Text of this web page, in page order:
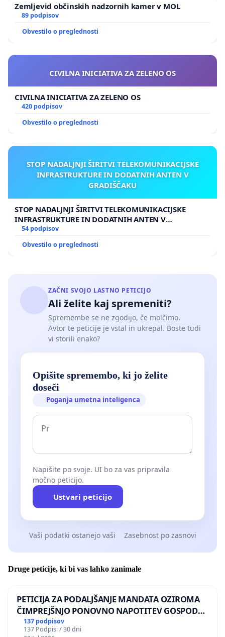
Zemljevid občinskih nadzornih kamer v MOL
89 podpisov
Obvestilo o preglednosti
CIVILNA INICIATIVA ZA ZELENO OS
CIVILNA INICIATIVA ZA ZELENO OS
420 podpisov
Obvestilo o preglednosti
STOP NADALJNJI ŠIRITVI TELEKOMUNIKACIJSKE
INFRASTRUKTURE IN DODATNIH ANTEN V
GRADIŠČAKU
STOP NADALJNJI ŠIRITVI TELEKOMUNIKACIJSKE
INFRASTRUKTURE IN DODATNIH ANTEN V
GRADIŠČAKU
54 podpisov
Obvestilo o preglednosti
ZAČNI SVOJO LASTNO PETICIJO
Ali želite kaj spremeniti?
Spremembe se ne zgodijo, če molčimo.
Avtor te peticije je vstal in ukrepal. Boste tudi
vi storili enako?
Opišite spremembo, ki jo želite
doseči
Poganja umetna inteligenca
Napišite po svoje. UI bo za vas pripravila
močno peticijo.
Ustvari peticijo
Vaši podatki ostanejo vaši Zasebnost po zasnovi
Druge peticije, ki bi vas lahko zanimale
PETICIJA ZA PODALJŠANJE MANDATA OZIROMA
ČIMPREJŠNJO PONOVNO NAPOTITEV GOSPODA
BERNARDA ŠRAJNERJA NA VELEPOSLANIŠTVO
REPUBLIKE SLOVENIJE V MOSKVI
137 podpisov
137 Podpisi / 30 dni